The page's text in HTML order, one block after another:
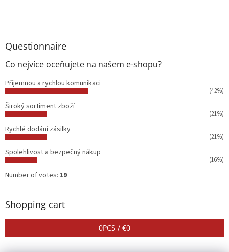
Questionnaire
Co nejvíce oceňujete na našem e-shopu?
Příjemnou a rychlou komunikaci
(42%)
Široký sortiment zboží
(21%)
Rychlé dodání zásilky
(21%)
Spolehlivost a bezpečný nákup
(16%)
Number of votes: 19
Shopping cart
0PCS / €0